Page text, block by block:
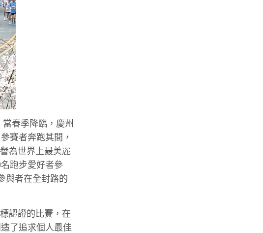
春季降臨，慶州
賽者奔跑其間，
為世界上最美麗
跑步愛好者參
與者在全封路的
認證的比賽，在
了追求個人最佳